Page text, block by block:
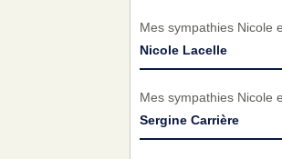
Mes sympathies Nicole
Nicole Lacelle
Mes sympathies Nicole
Sergine Carrière